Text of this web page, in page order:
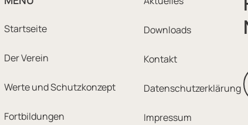
Footer Sitemap
Startseite
Der Verein
Werte und Schutzkonzept
Fortbildungen
Footer
Downloads
Kontakt
Datenschutzerklärung
Impressum